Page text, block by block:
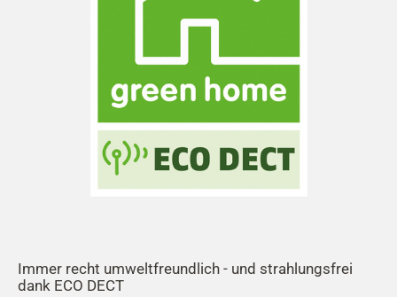
Immer recht umweltfreundlich - und strahlungsfrei
dank ECO DECT